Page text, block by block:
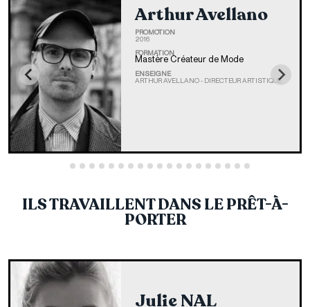
Arthur Avellano
PROMOTION
2016
FORMATION
Mastère Créateur de Mode
ENSEIGNE
ARTHUR AVELLANO - DIRECTEUR ARTISTIQUE
ILS TRAVAILLENT DANS LE PRÊT-À-
PORTER
Julie NAL